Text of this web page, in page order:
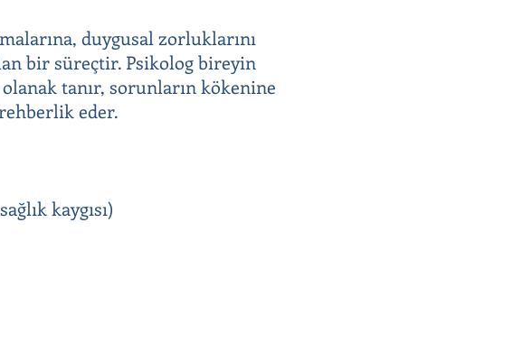
duygusal zorluklarını
bir süreçtir. Psikolog bireyin
tanır, sorunların kökenine
eder.
kaygısı)